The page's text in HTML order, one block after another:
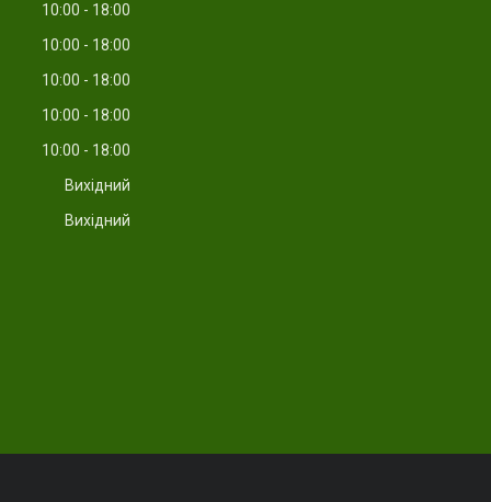
10:00
18:00
10:00
18:00
10:00
18:00
10:00
18:00
10:00
18:00
Вихідний
Вихідний